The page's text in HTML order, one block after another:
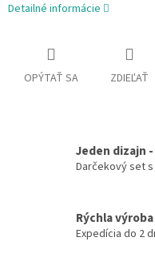
Detailné informácie
OPÝTAŤ SA ZDIEĽAŤ
Jeden dizajn
Darčekový set
Rýchla výroba
Expedícia do 2